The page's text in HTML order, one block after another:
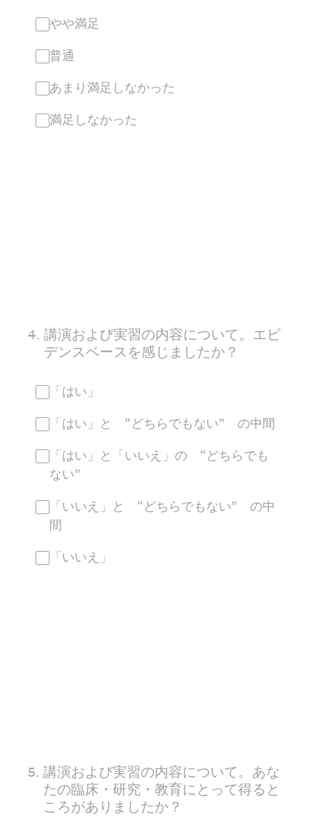
やや満足
普通
あまり満足しなかった
満足しなかった
4. 講演および実習の内容について。エビ
デンスベースを感じましたか？
「はい」
「はい」と “どちらでもない” の中間
「はい」と「いいえ」の “どちらでも
ない”
「いいえ」と “どちらでもない” の中
間
「いいえ」
5. 講演および実習の内容について。あな
たの臨床・研究・教育にとって得ると
ころがありましたか？